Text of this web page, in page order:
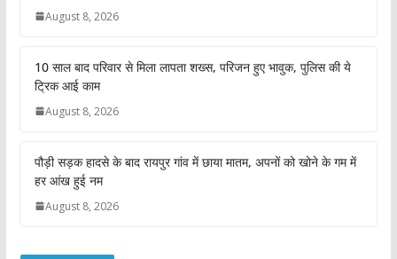
August 8, 2026
10 साल बाद परिवार से मिला लापता शख्स, परिजन हुए भावुक, पुलिस की ये
ट्रिक आई काम
August 8, 2026
पौड़ी सड़क हादसे के बाद रायपुर गांव में छाया मातम, अपनों को खोने के गम में
हर आंख हुई नम
August 8, 2026